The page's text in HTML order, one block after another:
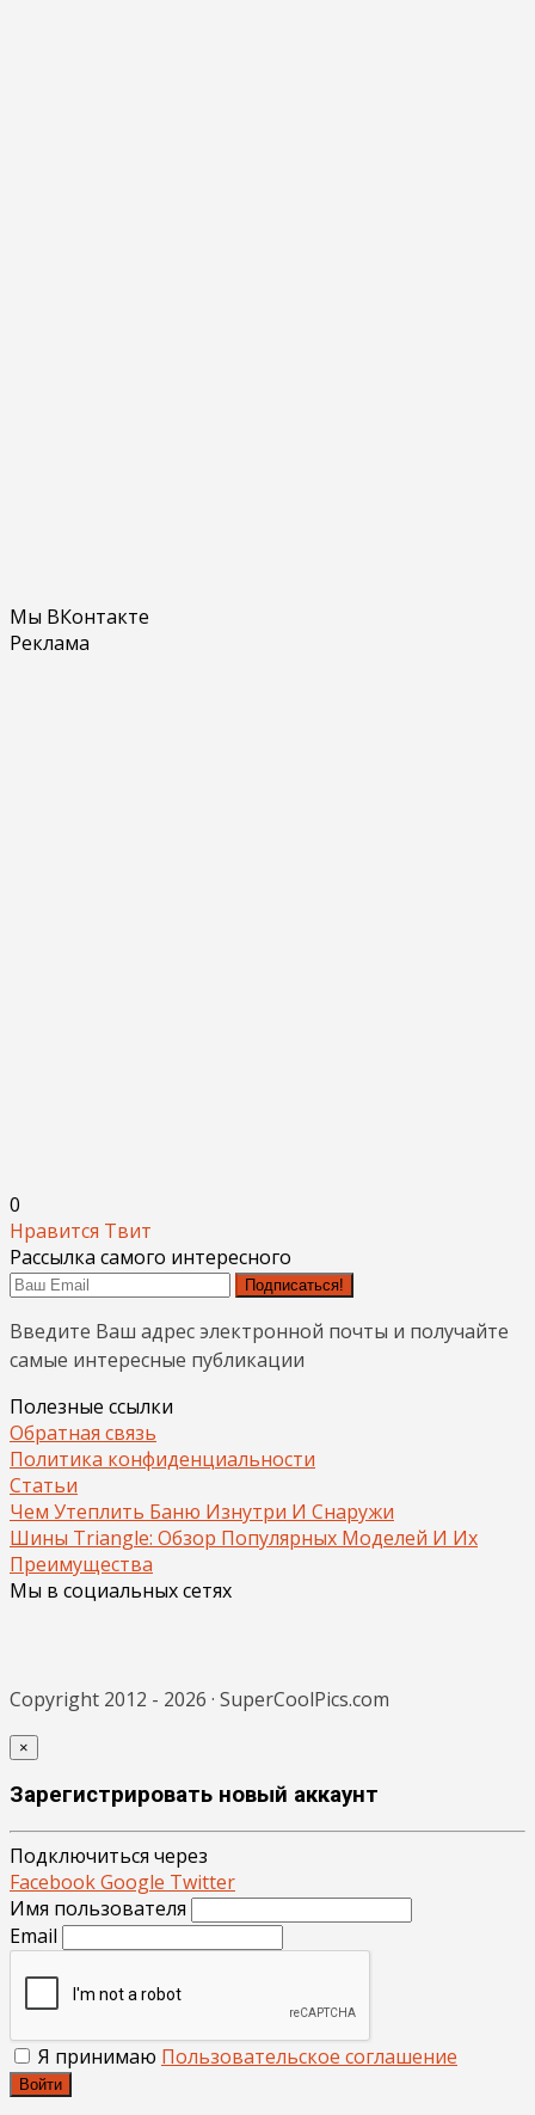
Мы ВКонтакте
Реклама
0
Нравится Твит
Рассылка самого интересного
Подписаться!
Введите Ваш адрес электронной почты и получайте
самые интересные публикации
Полезные ссылки
Обратная связь
Политика конфиденциальности
Статьи
Чем Утеплить Баню Изнутри И Снаружи
Шины Triangle: Обзор Популярных Моделей И Их
Преимущества
Мы в социальных сетях
Copyright 2012 - 2026 · SuperCoolPics.com
×
Зарегистрировать новый аккаунт
Подключиться через
FacebookGoogle Twitter
Имя пользователя
Email
Я принимаю Пользовательское соглашение
Войти